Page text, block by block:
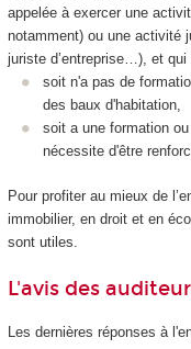
appelée à exercer une
notamment) ou une activité
juriste d’entreprise…), et qui
soit n'a pas de
des baux d'habitation,
soit a une formation
nécessite d'être
Pour profiter au mieux de
immobilier, en droit et en
sont utiles.
L'avis des
Les dernières réponses à